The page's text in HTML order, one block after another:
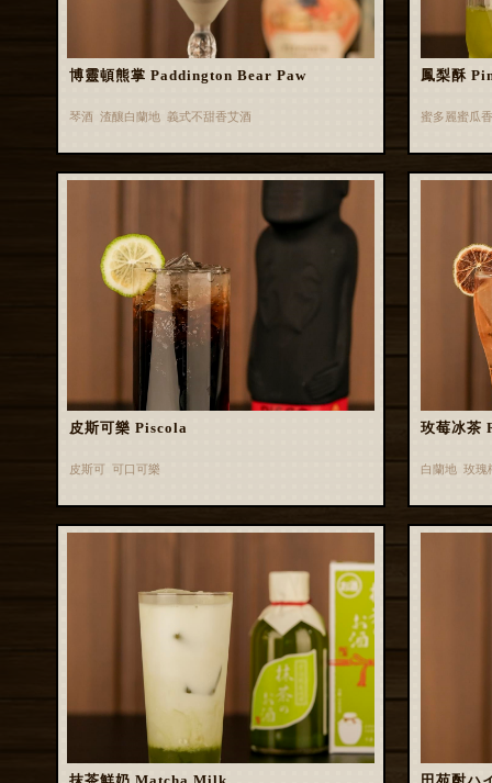
博靈頓熊掌 Paddington Bear Paw
琴酒 渣釀白蘭地 義式不甜香艾酒
鳳梨酥
蜜多麗蜜瓜
皮斯可樂 Piscola
皮斯可 可口可樂
玫莓冰茶
白蘭地 玫瑰